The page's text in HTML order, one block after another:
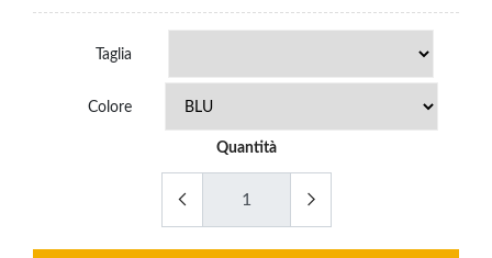
Taglia
Colore
Quantità